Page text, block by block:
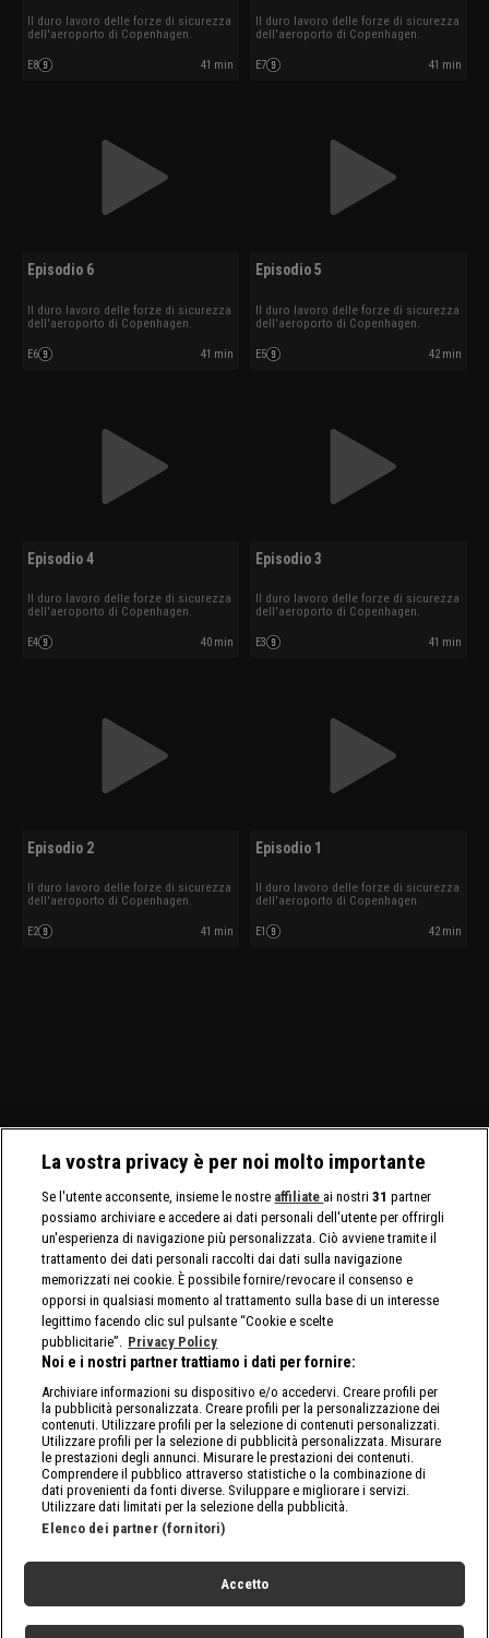
Il duro lavoro delle forze di sicurezza
dell'aeroporto di Copenhagen.
E8 41 min
Il duro lavoro delle forze di sicurezza
dell'aeroporto di Copenhagen.
E7 41 min
Episodio 6
Il duro lavoro delle forze di sicurezza
dell'aeroporto di Copenhagen.
E6 41 min
Episodio 5
Il duro lavoro delle forze di sicurezza
dell'aeroporto di Copenhagen.
E5 42 min
Episodio 4
Il duro lavoro delle forze di sicurezza
dell'aeroporto di Copenhagen.
E4 40 min
Episodio 3
Il duro lavoro delle forze di sicurezza
dell'aeroporto di Copenhagen.
E3 41 min
Episodio 2
Il duro lavoro delle forze di sicurezza
dell'aeroporto di Copenhagen.
E2 41 min
Episodio 1
Il duro lavoro delle forze di sicurezza
dell'aeroporto di Copenhagen.
E1 42 min
La vostra privacy è per noi molto importante
Se l'utente acconsente, insieme le nostre affiliate ai nostri31 partner
possiamo archiviare e accedere ai dati personali dell'utente per offrirgli
un'esperienza di navigazione più personalizzata. Ciò avviene tramite il
trattamento dei dati personali raccolti dai dati sulla navigazione
memorizzati nei cookie. È possibile fornire/revocare il consenso e
opporsi in qualsiasi momento al trattamento sulla base di un interesse
legittimo facendo clic sul pulsante “Cookie e scelte
pubblicitarie”. Privacy Policy
Noi e i nostri partner trattiamo i dati per fornire:
Archiviare informazioni su dispositivo e/o accedervi. Creare profili per
la pubblicità personalizzata. Creare profili per la personalizzazione dei
contenuti. Utilizzare profili per la selezione di contenuti personalizzati.
Utilizzare profili per la selezione di pubblicità personalizzata. Misurare
le prestazioni degli annunci. Misurare le prestazioni dei contenuti.
Comprendere il pubblico attraverso statistiche o la combinazione di
dati provenienti da fonti diverse. Sviluppare e migliorare i servizi.
Utilizzare dati limitati per la selezione della pubblicità.
Elenco dei partner (fornitori)
Accetto